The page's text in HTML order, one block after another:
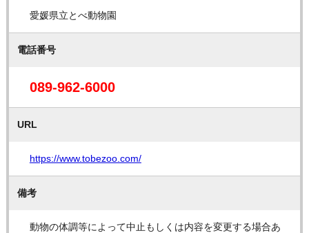
愛媛県立とべ動物園
電話番号
089-962-6000
URL
https://www.tobezoo.com/
備考
動物の体調等によって中止もしくは内容を変更する場合あ